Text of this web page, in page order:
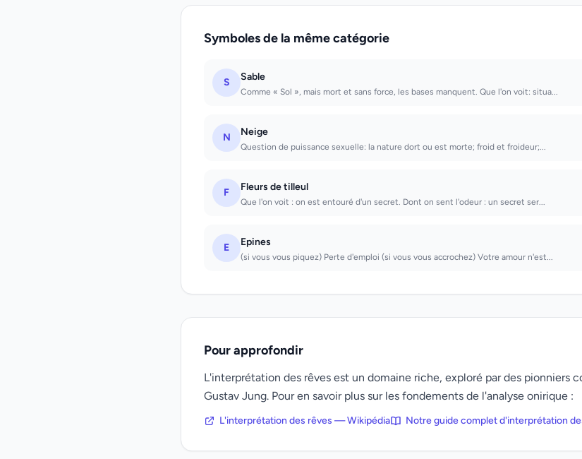
Symboles de la même catégorie
S Sable
Comme « Sol », mais mort et sans force, les bases manquent. Que l'on voit: situa...
N Neige
Question de puissance sexuelle: la nature dort ou est morte; froid et froideur;...
F Fleurs de tilleul
Que l'on voit : on est entouré d'un secret. Dont on sent l'odeur : un secret ser...
E Epines
(si vous vous piquez) Perte d'emploi (si vous vous accrochez) Votre amour n'est...
Pour approfondir
L'interprétation des rêves est un domaine riche, exploré par des pionniers
Gustav Jung. Pour en savoir plus sur les fondements de l'analyse onirique :
L'interprétation des rêves — Wikipédia Notre guide complet d'interprétation